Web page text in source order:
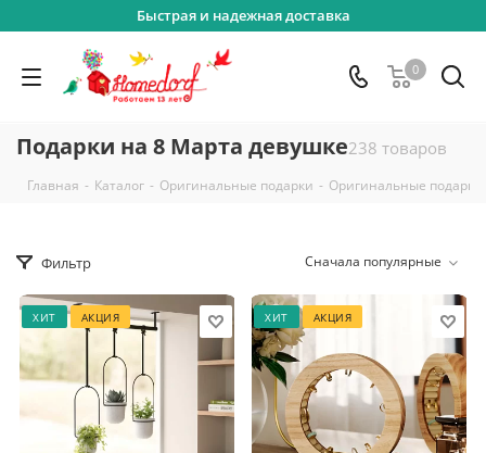
Быстрая и надежная доставка
0
Подарки на 8 Марта девушке238 товаров
Главная - Каталог - Оригинальные подарки - Оригинальные
Фильтр Сначала популярные
ХИТ АКЦИЯ ХИТ АКЦИЯ